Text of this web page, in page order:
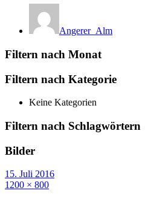
Angerer_Alm
Filtern nach Monat
Filtern nach Kategorie
Keine Kategorien
Filtern nach Schlagwörtern
Bilder
15. Juli 2016
1200 × 800